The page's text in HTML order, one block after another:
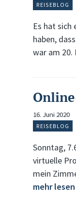
REISEBLOG
Es hat sich
haben,
war am
16. Juni 2020
REISEBLOG
Sonntag,
virtuelle
mein
mehr lesen